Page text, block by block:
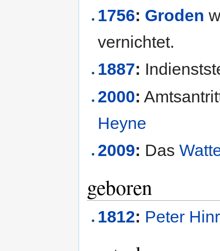
1756: Groden
vernichtet.
1887:
2000:
Heyne
2009: Das
geboren
1812: Peter